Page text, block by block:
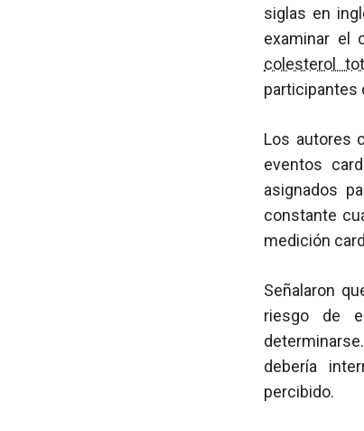
siglas en
examinar el
colesterol
participantes
Los autores
eventos
asignados
constante
medición
Señalaron
riesgo de
debería
percibido.